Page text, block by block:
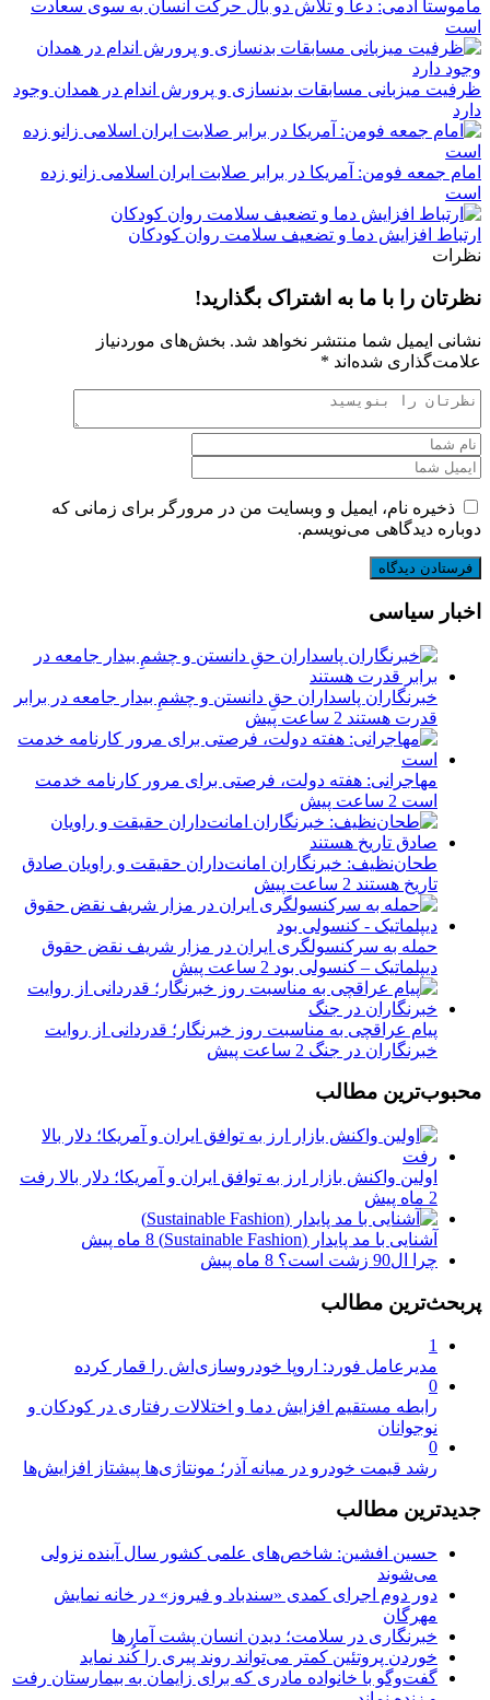
ماموستا آدمی: دعا و تلاش دو بال حرکت انسان به سوی سعادت
است
ظرفیت میزبانی مسابقات بدنسازی و پرورش اندام در همدان وجود
دارد
امام جمعه فومن: آمریکا در برابر صلابت ایران اسلامی زانو زده
است
ارتباط افزایش دما و تضعیف سلامت روان کودکان
نظرات
نظرتان را با ما به اشتراک بگذارید!
نشانی ایمیل شما منتشر نخواهد شد. بخش‌های موردنیاز
علامت‌گذاری شده‌اند *
ذخیره نام، ایمیل و وبسایت من در مرورگر برای زمانی که
دوباره دیدگاهی می‌نویسم.
اخبار سیاسی
‏خبرنگاران پاسداران حقِ دانستن و چشمِ بیدار جامعه در برابر
قدرت هستند 2 ساعت پیش
مهاجرانی: هفته دولت، فرصتی برای مرور کارنامه خدمت
است 2 ساعت پیش
طحان‌نظیف: خبرنگاران امانت‌داران حقیقت و راویان صادق
تاریخ‌ هستند 2 ساعت پیش
حمله به سرکنسولگری ایران در مزار شریف نقض حقوق
دیپلماتیک – کنسولی بود 2 ساعت پیش
پیام عراقچی به مناسبت روز خبرنگار؛ قدردانی از روایت
خبرنگاران در جنگ 2 ساعت پیش
محبوب‌ترین مطالب
اولین واکنش بازار ارز به توافق ایران و آمریکا؛ دلار بالا رفت
2 ماه پیش
آشنایی با مد پایدار (Sustainable Fashion)
8 ماه پیش
چرا ال90 زشت است؟
8 ماه پیش
پربحث‌ترین مطالب
1
مدیرعامل فورد: اروپا خودروسازی‌اش را قمار کرده
0
رابطه مستقیم افزایش دما و اختلالات رفتاری در کودکان و
نوجوانان
0
رشد قیمت خودرو در میانه آذر؛ مونتاژی‌ها پیشتاز افزایش‌ها
جدیدترین مطالب
حسین افشین: شاخص‌های علمی کشور سال آینده نزولی
می‌شوند
دور دوم اجرای کمدی «سندباد و فیروز» در خانه نمایش
مهرگان
خبرنگاری در سلامت؛ دیدن انسان پشت آمارها
خوردن پروتئین کمتر می‌تواند روند پیری را کُند نماید
گفت‌وگو با خانواده مادری که برای زایمان به بیمارستان رفت